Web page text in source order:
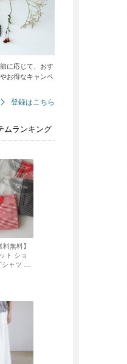
に応じて、おす
お得なキャンペ
登録はこちら
ムランキング
無料】
ト ショ
ャツ 無
Tシャツ
ゾーン
】